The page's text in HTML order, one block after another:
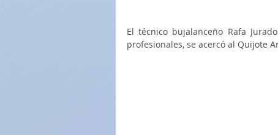
El técnico bujalanceño Rafa
profesionales, se acercó al Quijote